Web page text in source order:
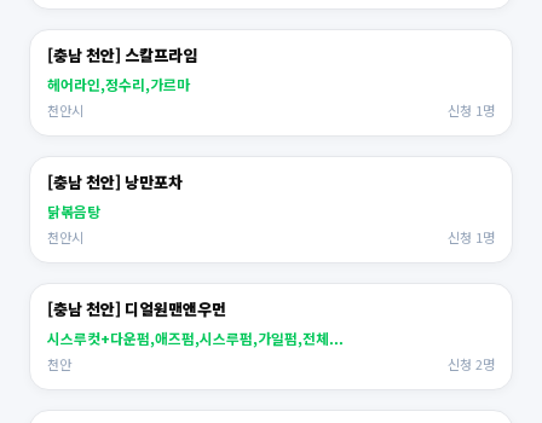
[충남 천안] 스칼프라임
헤어라인,정수리,가르마
천안시 신청 1명
[충남 천안] 낭만포차
닭볶음탕
천안시 신청 1명
[충남 천안] 디얼원맨앤우먼
시스루컷+다운펌,애즈펌,시스루펌,가일펌,전체...
천안 신청 2명